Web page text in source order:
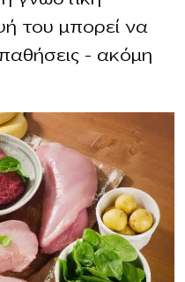
του μπορεί να
– ακόμη